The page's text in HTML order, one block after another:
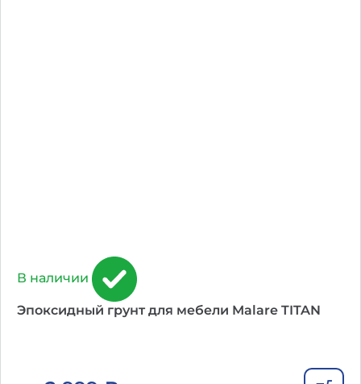
В наличии
Эпоксидный грунт для мебели Malare TITAN